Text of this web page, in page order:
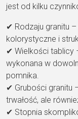
jest od kilku
✔ Rodzaju granitu
kolorystyczne i
✔ Wielkości tablicy
wykonana w
pomnika.
✔ Grubości granitu
trwałość, ale
✔ Stopnia